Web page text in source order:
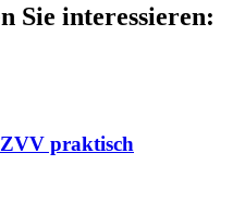
Sie interessieren:
praktisch